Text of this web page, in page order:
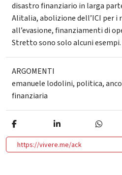
disastro finanziario in larga
Alitalia, abolizione dell’ICI per
all’evasione, finanziamenti di
Stretto sono solo alcuni esempi.
ARGOMENTI
emanuele lodolini, politica,
finanziaria
https://vivere.me/ack